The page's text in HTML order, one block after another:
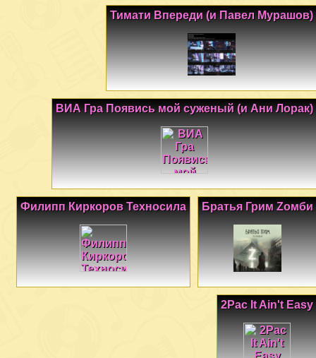
Тимати Впереди (и Павел Мурашов)
ВИА Гра Появись мой суженый (и Ани Лорак)
Братья Грим Zомби
Филипп Киркоров Техносила
2Pac It Ain't Easy